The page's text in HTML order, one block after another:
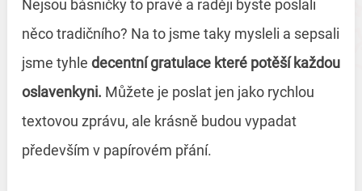
Nejsou básničky to pravé a raději byste poslali
něco tradičního? Na to jsme taky mysleli a sepsali
jsme tyhle decentní gratulace které potěší každou
oslavenkyni. Můžete je poslat jen jako rychlou
textovou zprávu, ale krásně budou vypadat
především v papírovém přání.